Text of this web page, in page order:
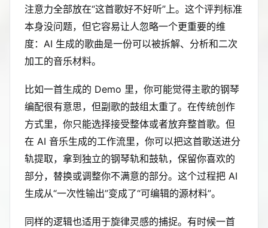
注意力全部放在“这首歌好不好听”上。这个评判标准
本身没问题，但它容易让人忽略一个更重要的维
度：AI 生成的歌曲是一份可以被拆解、分析和二次
加工的音乐材料。
比如一首生成的 Demo 里，你可能觉得主歌的钢琴
编配很有意思，但副歌的鼓组太重了。在传统创作
方式里，你只能选择接受整体或者放弃整首歌。但
在 AI 音乐生成的工作流里，你可以把这首歌送进分
轨提取，拿到独立的钢琴轨和鼓轨，保留你喜欢的
部分，替换或调整你不满意的部分。这个过程把 AI
生成从“一次性输出”变成了“可编辑的源材料”。
同样的逻辑也适用于旋律灵感的捕捉。有时候一首